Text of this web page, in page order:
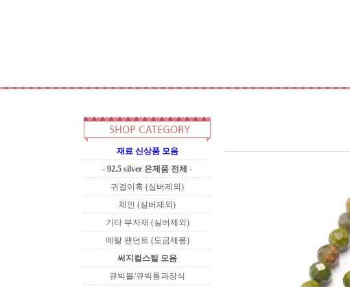
재료 신상품 모음
- 92.5 silver 은제품 전체 -
귀걸이훅 (실버제외)
체인 (실버제외)
기타 부자재 (실버제외)
메탈 팬던트 (도금제품)
써지컬스틸 모음
큐빅볼/큐빅통과장식